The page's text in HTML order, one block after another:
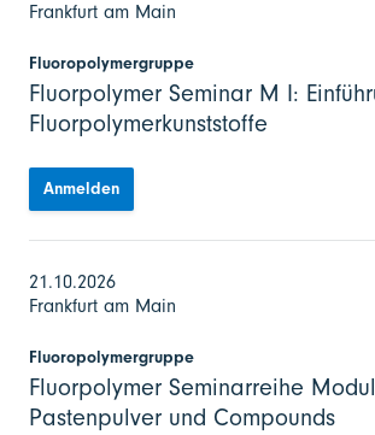
Frankfurt am Main
Fluoropolymergruppe
Fluorpolymer Seminar M I:
Fluorpolymerkunststoffe
Anmelden
21.10.2026
Frankfurt am Main
Fluoropolymergruppe
Fluorpolymer Seminarreihe
Pastenpulver und Compounds